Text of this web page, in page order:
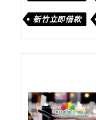
新竹立即借款